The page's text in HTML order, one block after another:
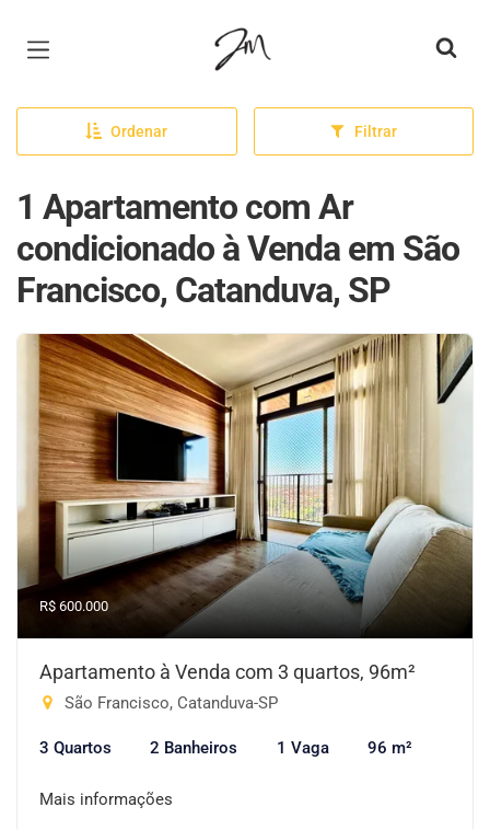
Página inicial
Ordenar Filtrar
1 Apartamento com Ar
condicionado à Venda em São
Francisco, Catanduva, SP
R$ 600.000
Apartamento à Venda com 3 quartos, 96m²
São Francisco, Catanduva-SP
3 Quartos 2 Banheiros 1 Vaga 96 m²
Mais informações